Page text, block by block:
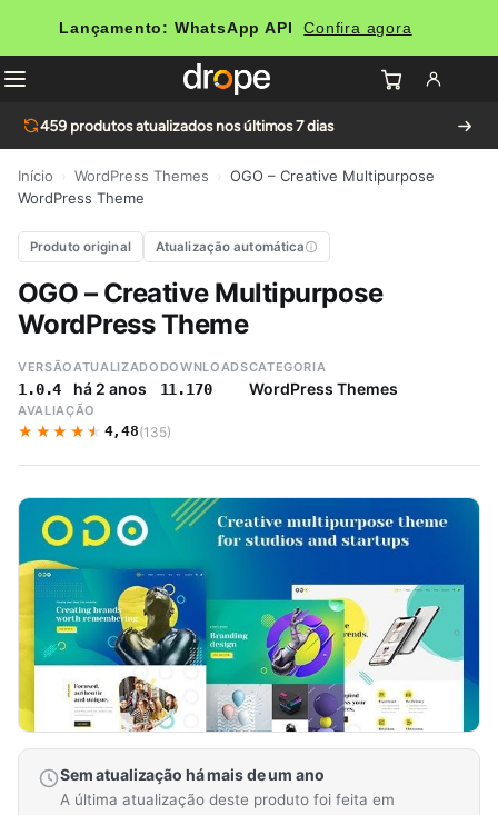
Lançamento: WhatsApp API Confira agora
459 produtos atualizados nos últimos 7 dias
Início WordPress Themes
OGO – Creative Multipurpose
WordPress Theme
Produto original Atualização automática
OGO – Creative Multipurpose
WordPress Theme
VERSÃO
1.0.4
ATUALIZADO
há 2 anos
DOWNLOADS
11.170
CATEGORIA
WordPress Themes
AVALIAÇÃO
★★★★★
★★★★★ 4,48(135)
Sem atualização há mais de um ano
A última atualização deste produto foi feita em